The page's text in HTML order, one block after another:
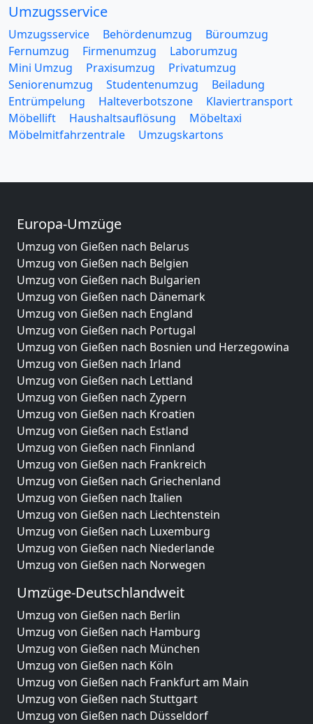
Umzugsservice
Umzugsservice Behördenumzug
Büroumzug
Fernumzug
Firmenumzug
Laborumzug
Mini Umzug
Praxisumzug
Privatumzug
Seniorenumzug
Studentenumzug
Beiladung
Entrümpelung
Halteverbotszone
Klaviertransport
Möbellift
Haushaltsauflösung
Möbeltaxi
Möbelmitfahrzentrale
Umzugskartons
Europa-Umzüge
Umzug von Gießen nach Belarus
Umzug von Gießen nach Belgien
Umzug von Gießen nach Bulgarien
Umzug von Gießen nach Dänemark
Umzug von Gießen nach England
Umzug von Gießen nach Portugal
Umzug von Gießen nach Bosnien und Herzegowina
Umzug von Gießen nach Irland
Umzug von Gießen nach Lettland
Umzug von Gießen nach Zypern
Umzug von Gießen nach Kroatien
Umzug von Gießen nach Estland
Umzug von Gießen nach Finnland
Umzug von Gießen nach Frankreich
Umzug von Gießen nach Griechenland
Umzug von Gießen nach Italien
Umzug von Gießen nach Liechtenstein
Umzug von Gießen nach Luxemburg
Umzug von Gießen nach Niederlande
Umzug von Gießen nach Norwegen
Umzüge-Deutschlandweit
Umzug von Gießen nach Berlin
Umzug von Gießen nach Hamburg
Umzug von Gießen nach München
Umzug von Gießen nach Köln
Umzug von Gießen nach Frankfurt am Main
Umzug von Gießen nach Stuttgart
Umzug von Gießen nach Düsseldorf